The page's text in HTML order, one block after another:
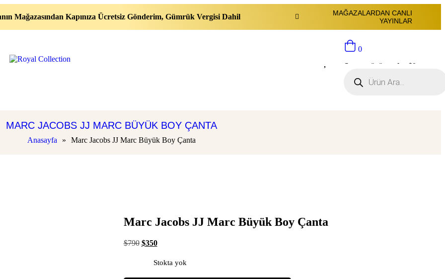
Mağazasından Kapınıza Ücretsiz Gönderim, Gümrük Vergisi Dahil
MAĞAZALARDAN CANLI
YAYINLAR
0
Sepette ürün yok.:
$0
MARC JACOBS JJ MARC BÜYÜK BOY ÇANTA
Anasayfa » Marc Jacobs JJ Marc Büyük Boy Çanta
Marc Jacobs JJ Marc Büyük Boy Çanta
$790 $350
Stokta yok